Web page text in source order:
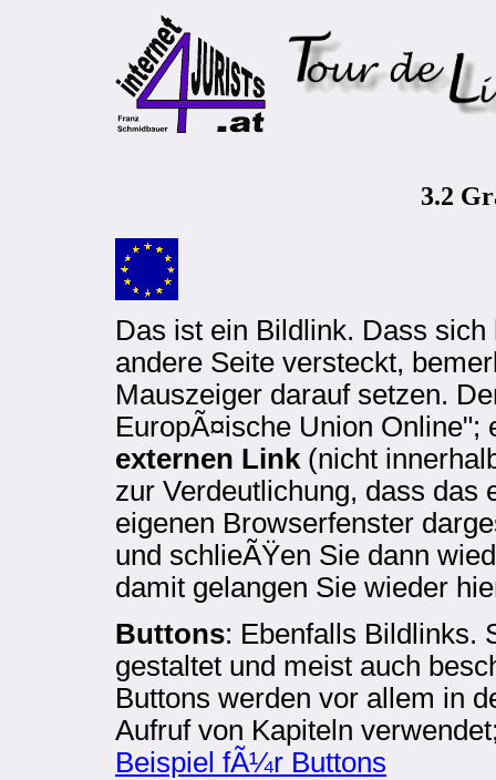
3.2
Das ist ein Bildlink. Dass
andere Seite versteckt,
Mauszeiger darauf setzen.
EuropÃ¤ische Union Online";
externen Link (nicht
zur Verdeutlichung, dass das
eigenen Browserfenster
und schlieÃŸen Sie dann
damit gelangen Sie wieder
Buttons: Ebenfalls Bildlinks.
gestaltet und meist auch
Buttons werden vor allem in
Aufruf von Kapiteln
Beispiel fÃ¼r Buttons